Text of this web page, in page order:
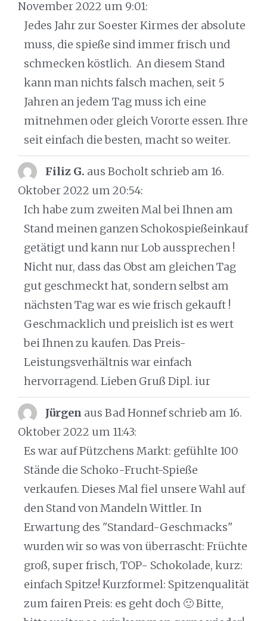
November 2022 um 9:01:
Jedes Jahr zur Soester Kirmes der absolute
muss, die spieße sind immer frisch und
schmecken köstlich. An diesem Stand
kann man nichts falsch machen, seit 5
Jahren an jedem Tag muss ich eine
mitnehmen oder gleich Vororte essen. Ihre
seit einfach die besten, macht so weiter.
Filiz G. aus Bocholt schrieb am 16.
Oktober 2022 um 20:54:
Ich habe zum zweiten Mal bei Ihnen am
Stand meinen ganzen Schokospießeinkauf
getätigt und kann nur Lob aussprechen !
Nicht nur, dass das Obst am gleichen Tag
gut geschmeckt hat, sondern selbst am
nächsten Tag war es wie frisch gekauft !
Geschmacklich und preislich ist es wert
bei Ihnen zu kaufen. Das Preis-
Leistungsverhältnis war einfach
hervorragend. Lieben Gruß Dipl. iur
Jürgen aus Bad Honnef schrieb am 16.
Oktober 2022 um 11:43:
Es war auf Pützchens Markt: gefühlte 100
Stände die Schoko-Frucht-Spieße
verkaufen. Dieses Mal fiel unsere Wahl auf
den Stand von Mandeln Wittler. In
Erwartung des "Standard-Geschmacks"
wurden wir so was von überrascht: Früchte
groß, super frisch, TOP- Schokolade, kurz:
einfach Spitze! Kurzformel: Spitzenqualität
zum fairen Preis: es geht doch 🙂 Bitte,